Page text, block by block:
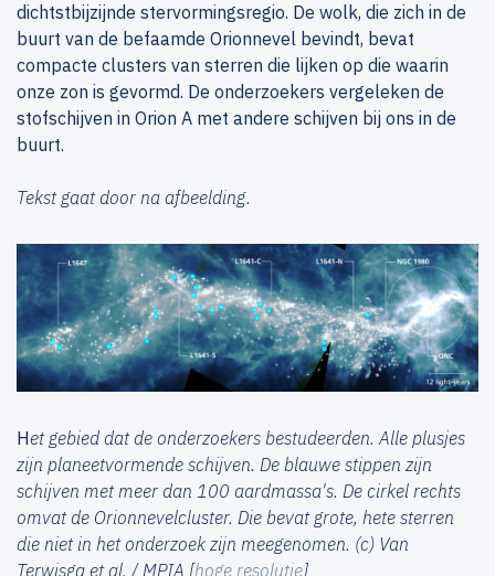
dichtstbijzijnde stervormingsregio. De wolk, die zich in de
buurt van de befaamde Orionnevel bevindt, bevat
compacte clusters van sterren die lijken op die waarin
onze zon is gevormd. De onderzoekers vergeleken de
stofschijven in Orion A met andere schijven bij ons in de
buurt.
Tekst gaat door na afbeelding.
Het gebied dat de onderzoekers bestudeerden. Alle plusjes
zijn planeetvormende schijven. De blauwe stippen zijn
schijven met meer dan 100 aardmassa's. De cirkel rechts
omvat de Orionnevelcluster. Die bevat grote, hete sterren
die niet in het onderzoek zijn meegenomen. (c) Van
Terwisga et al. / MPIA [hoge resolutie]